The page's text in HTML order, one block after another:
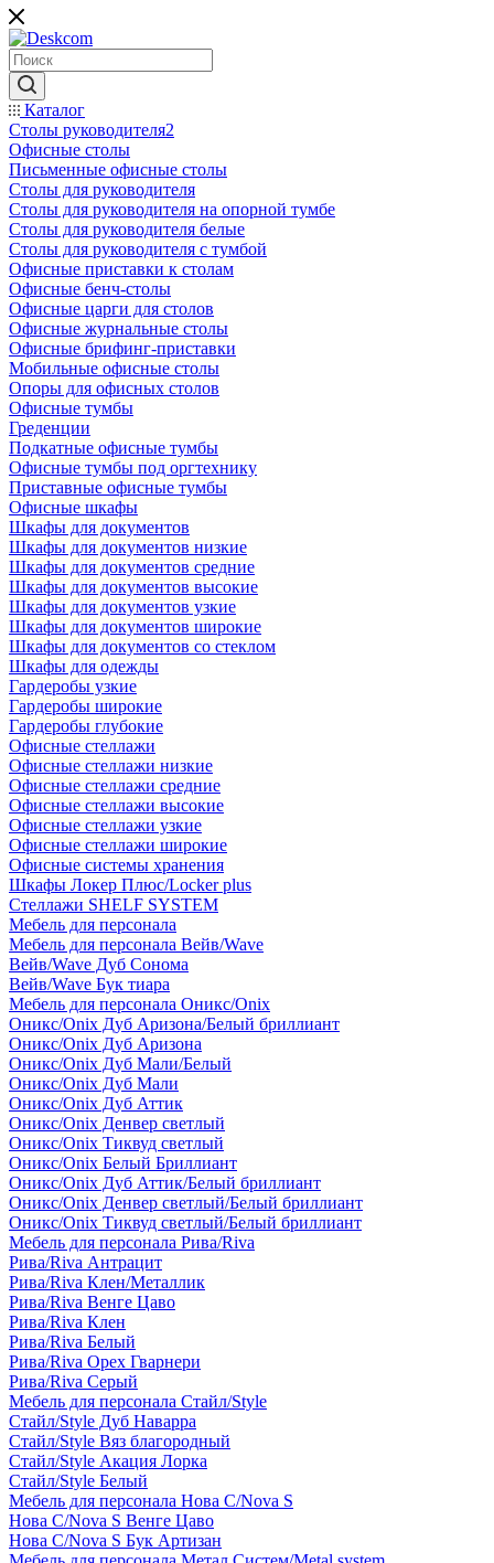
Каталог
Столы руководителя2
Офисные столы
Письменные офисные столы
Столы для руководителя
Столы для руководителя на опорной тумбе
Столы для руководителя белые
Столы для руководителя с тумбой
Офисные приставки к столам
Офисные бенч-столы
Офисные царги для столов
Офисные журнальные столы
Офисные брифинг-приставки
Мобильные офисные столы
Опоры для офисных столов
Офисные тумбы
Греденции
Подкатные офисные тумбы
Офисные тумбы под оргтехнику
Приставные офисные тумбы
Офисные шкафы
Шкафы для документов
Шкафы для документов низкие
Шкафы для документов средние
Шкафы для документов высокие
Шкафы для документов узкие
Шкафы для документов широкие
Шкафы для документов со стеклом
Шкафы для одежды
Гардеробы узкие
Гардеробы широкие
Гардеробы глубокие
Офисные стеллажи
Офисные стеллажи низкие
Офисные стеллажи средние
Офисные стеллажи высокие
Офисные стеллажи узкие
Офисные стеллажи широкие
Офисные системы хранения
Шкафы Локер Плюс/Locker plus
Стеллажи SHELF SYSTEM
Мебель для персонала
Мебель для персонала Вейв/Wave
Вейв/Wave Дуб Сонома
Вейв/Wave Бук тиара
Мебель для персонала Оникс/Onix
Оникс/Onix Дуб Аризона/Белый бриллиант
Оникс/Onix Дуб Аризона
Оникс/Onix Дуб Мали/Белый
Оникс/Onix Дуб Мали
Оникс/Onix Дуб Аттик
Оникс/Onix Денвер светлый
Оникс/Onix Тиквуд светлый
Оникс/Onix Белый Бриллиант
Оникс/Onix Дуб Аттик/Белый бриллиант
Оникс/Onix Денвер светлый/Белый бриллиант
Оникс/Onix Тиквуд светлый/Белый бриллиант
Мебель для персонала Рива/Riva
Рива/Riva Антрацит
Рива/Riva Клен/Металлик
Рива/Riva Венге Цаво
Рива/Riva Клен
Рива/Riva Белый
Рива/Riva Орех Гварнери
Рива/Riva Серый
Мебель для персонала Стайл/Style
Стайл/Style Дуб Наварра
Стайл/Style Вяз благородный
Стайл/Style Акация Лорка
Стайл/Style Белый
Мебель для персонала Нова С/Nova S
Нова С/Nova S Венге Цаво
Нова С/Nova S Бук Артизан